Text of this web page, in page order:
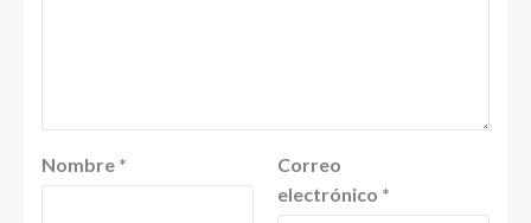
Nombre *
Correo
electrónico *